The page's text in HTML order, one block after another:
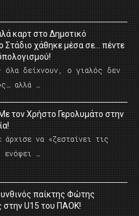
καρτ στο Δημοτικό
Στάδιο χάθηκε μέσα σε… πέντε
όλα δείχνουν, ο γιαλός δεν
αλλά …
τον Χρήστο Γερολυμάτο στην
άρχισε να «ζεσταίνει τις
ενόψει …
παίκτης Φώτης
στην U15 του ΠΑΟΚ!